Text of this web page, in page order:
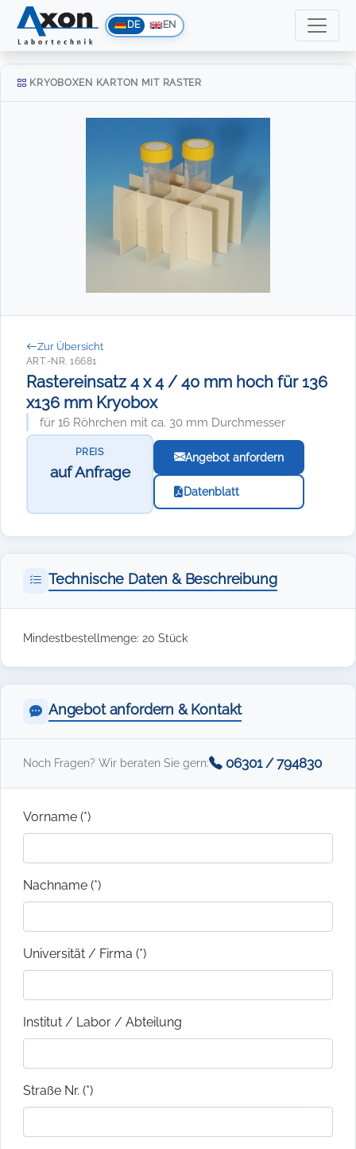
DE EN
KRYOBOXEN KARTON MIT RASTER
Zur Übersicht
ART.-NR. 16681
Rastereinsatz 4 x 4 / 40 mm hoch für 136
x136 mm Kryobox
für 16 Röhrchen mit ca. 30 mm Durchmesser
PREIS
auf Anfrage
Angebot anfordern
Datenblatt
Technische Daten & Beschreibung
Mindestbestellmenge: 20 Stück
Angebot anfordern & Kontakt
Noch Fragen? Wir beraten Sie gern: 06301 / 794830
Vorname (*)
Nachname (*)
Universität / Firma (*)
Institut / Labor / Abteilung
Straße Nr. (*)